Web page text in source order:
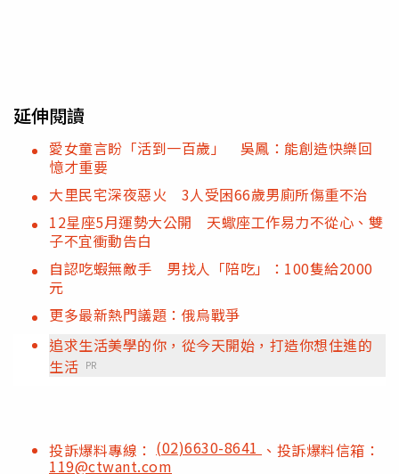
延伸閱讀
愛女童言盼「活到一百歲」 吳鳳：能創造快樂回
憶才重要
大里民宅深夜惡火 3人受困66歲男廁所傷重不治
12星座5月運勢大公開 天蠍座工作易力不從心、雙
子不宜衝動告白
自認吃蝦無敵手 男找人「陪吃」：100隻給2000
元
更多最新熱門議題：俄烏戰爭
追求生活美學的你，從今天開始，打造你想住進的
生活 PR
投訴爆料專線： (02)6630-8641 、投訴爆料信箱：
119@ctwant.com